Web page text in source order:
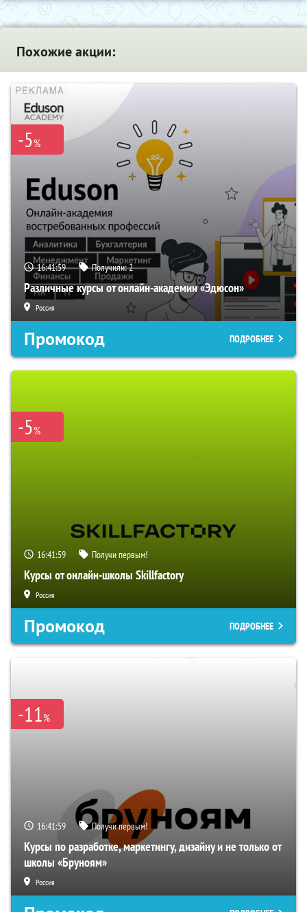
Похожие акции:
-5%
16:41:58 Получили:2
Различные курсы от онлайн-академии «Эдюсон»
Россия
Промокод ПОДРОБНЕЕ
-5%
16:41:58 Получи первым!
Курсы от онлайн-школы Skillfactory
Россия
Промокод ПОДРОБНЕЕ
-11%
16:41:58 Получи первым!
Курсы по разработке, маркетингу, дизайну и не только от
школы «Бруноям»
Россия